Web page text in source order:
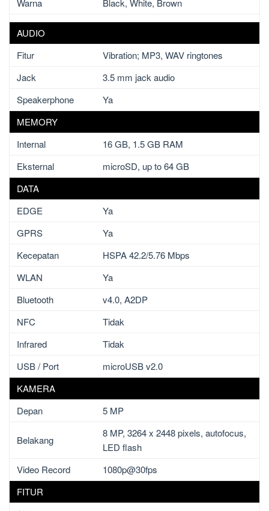
Warna Black, White, Brown
AUDIO
Fitur
Vibration; MP3, WAV ringtones
Jack
3.5 mm jack audio
Speakerphone
Ya
MEMORY
Internal
16 GB, 1.5 GB RAM
Eksternal
microSD, up to 64 GB
DATA
EDGE
Ya
GPRS
Ya
Kecepatan
HSPA 42.2/5.76 Mbps
WLAN
Ya
Bluetooth
v4.0, A2DP
NFC
Tidak
Infrared
Tidak
USB / Port
microUSB v2.0
KAMERA
Depan
5 MP
Belakang
8 MP, 3264 x 2448 pixels, autofocus,
LED flash
Video Record
1080p@30fps
FITUR